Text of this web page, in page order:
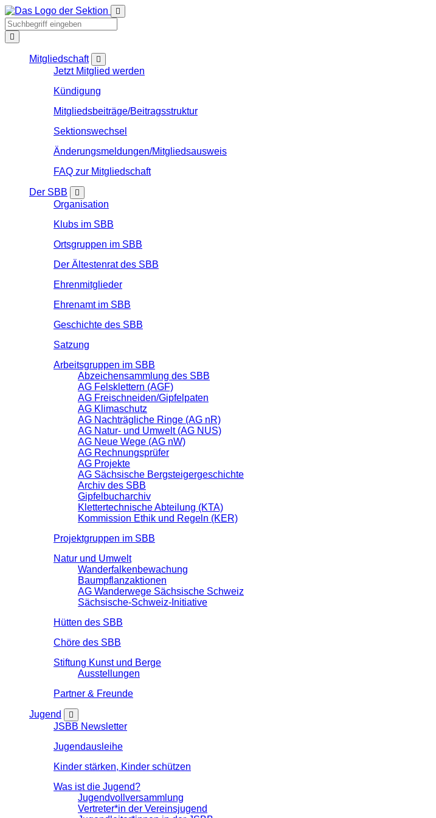
Mitgliedschaft
Jetzt Mitglied werden
Kündigung
Mitgliedsbeiträge/Beitragsstruktur
Sektionswechsel
Änderungsmeldungen/Mitgliedsausweis
FAQ zur Mitgliedschaft
Der SBB
Organisation
Klubs im SBB
Ortsgruppen im SBB
Der Ältestenrat des SBB
Ehrenmitglieder
Ehrenamt im SBB
Geschichte des SBB
Satzung
Arbeitsgruppen im SBB
Abzeichensammlung des SBB
AG Felsklettern (AGF)
AG Freischneiden/Gipfelpaten
AG Klimaschutz
AG Nachträgliche Ringe (AG nR)
AG Natur- und Umwelt (AG NUS)
AG Neue Wege (AG nW)
AG Rechnungsprüfer
AG Projekte
AG Sächsische Bergsteigergeschichte
Archiv des SBB
Gipfelbucharchiv
Klettertechnische Abteilung (KTA)
Kommission Ethik und Regeln (KER)
Projektgruppen im SBB
Natur und Umwelt
Wanderfalkenbewachung
Baumpflanzaktionen
AG Wanderwege Sächsische Schweiz
Sächsische-Schweiz-Initiative
Hütten des SBB
Chöre des SBB
Stiftung Kunst und Berge
Ausstellungen
Partner & Freunde
Jugend
JSBB Newsletter
Jugendausleihe
Kinder stärken, Kinder schützen
Was ist die Jugend?
Jugendvollversammlung
Vertreter*in der Vereinsjugend